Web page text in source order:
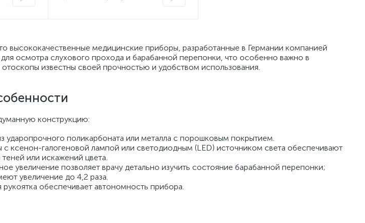
высококачественные медицинские приборы, разработанные в Германии компанией
осмотра слухового прохода и барабанной перепонки, что особенно важно в
известны своей прочностью и удобством использования.
конструкцию:
ударопрочного поликарбоната или металла с порошковым покрытием.
ксенон-галогеновой лампой или светодиодным (LED) источником света обеспечивают
или искажений цвета.
увеличение позволяет врачу детально изучить состояние барабанной перепонки;
увеличение до 4,2 раза.
рукоятка обеспечивает автономность прибора.